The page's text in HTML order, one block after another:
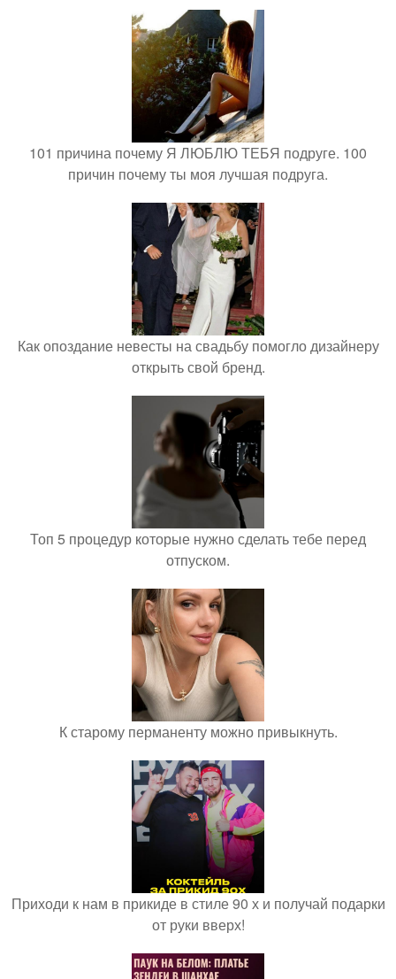
101 причина почему Я ЛЮБЛЮ ТЕБЯ подруге. 100
причин почему ты моя лучшая подруга.
Как опоздание невесты на свадьбу помогло дизайнеру
открыть свой бренд.
Топ 5 процедур которые нужно сделать тебе перед
отпуском.
К старому перманенту можно привыкнуть.
Приходи к нам в прикиде в стиле 90 х и получай подарки
от руки вверх!